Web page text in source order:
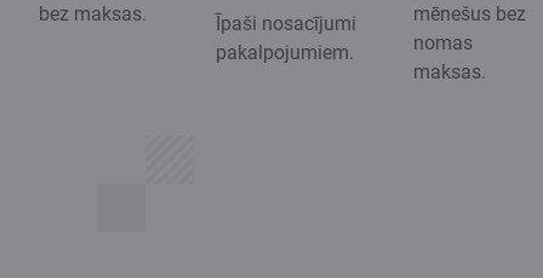
bez maksas.
Īpaši nosacījumi
pakalpojumiem.
mēnešus bez
nomas
maksas.